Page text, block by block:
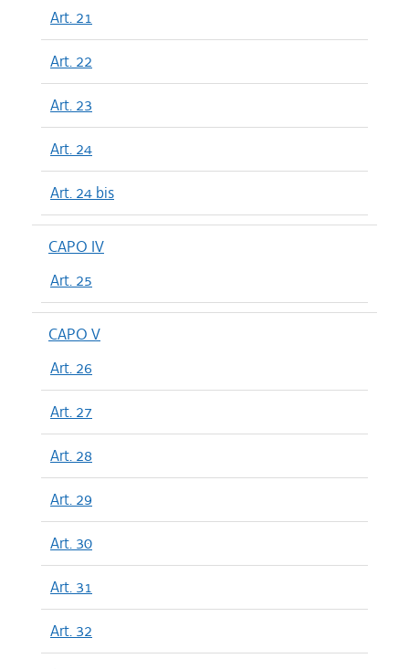
Art. 21
Art. 22
Art. 23
Art. 24
Art. 24 bis
CAPO IV
Art. 25
CAPO V
Art. 26
Art. 27
Art. 28
Art. 29
Art. 30
Art. 31
Art. 32